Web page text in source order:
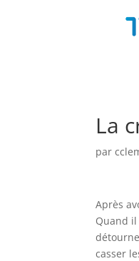
La
par
Après
Quand
casser